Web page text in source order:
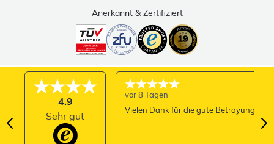
Anerkannt & Zertifiziert
4.9
Sehr gut
vor 8 Tagen
Vielen Dank für die gute Betrayung